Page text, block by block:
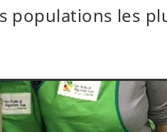
populations les